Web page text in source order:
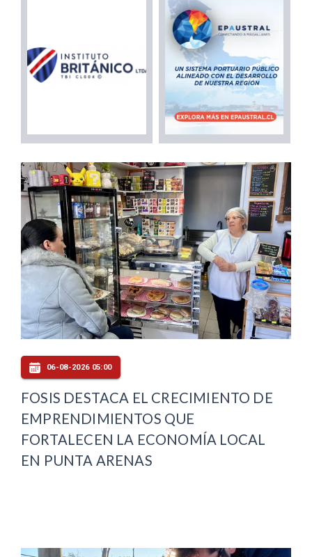
06-08-2026 05:00
FOSIS DESTACA EL CRECIMIENTO DE
EMPRENDIMIENTOS QUE
FORTALECEN LA ECONOMÍA LOCAL
EN PUNTA ARENAS